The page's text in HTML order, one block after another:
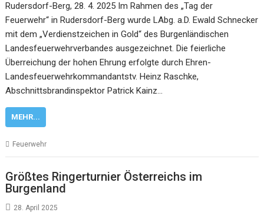
Rudersdorf-Berg, 28. 4. 2025 Im Rahmen des „Tag der
Feuerwehr“ in Rudersdorf-Berg wurde LAbg. a.D. Ewald Schnecker
mit dem „Verdienstzeichen in Gold“ des Burgenländischen
Landesfeuerwehrverbandes ausgezeichnet. Die feierliche
Überreichung der hohen Ehrung erfolgte durch Ehren-
Landesfeuerwehrkommandantstv. Heinz Raschke,
Abschnittsbrandinspektor Patrick Kainz…
MEHR...
Feuerwehr
Größtes Ringerturnier Österreichs im
Burgenland
28. April 2025